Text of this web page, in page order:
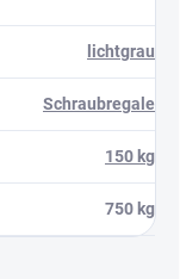
lichtgrau
Schraubregale
150 kg
750 kg